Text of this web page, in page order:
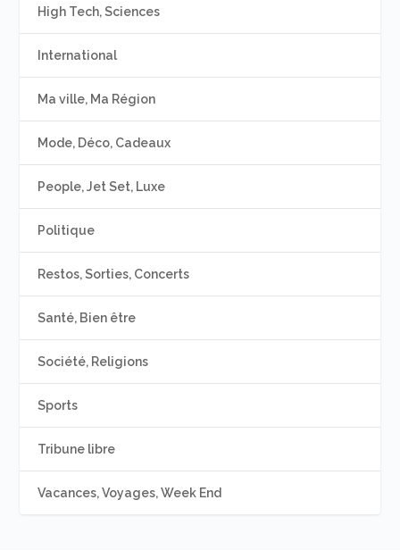
High Tech, Sciences
International
Ma ville, Ma Région
Mode, Déco, Cadeaux
People, Jet Set, Luxe
Politique
Restos, Sorties, Concerts
Santé, Bien être
Société, Religions
Sports
Tribune libre
Vacances, Voyages, Week End